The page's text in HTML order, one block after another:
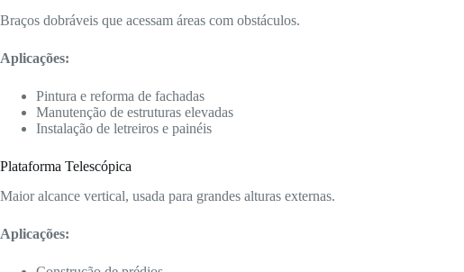
Braços dobráveis que acessam áreas com obstáculos.
Aplicações:
Pintura e reforma de fachadas
Manutenção de estruturas elevadas
Instalação de letreiros e painéis
Plataforma Telescópica
Maior alcance vertical, usada para grandes alturas externas.
Aplicações: